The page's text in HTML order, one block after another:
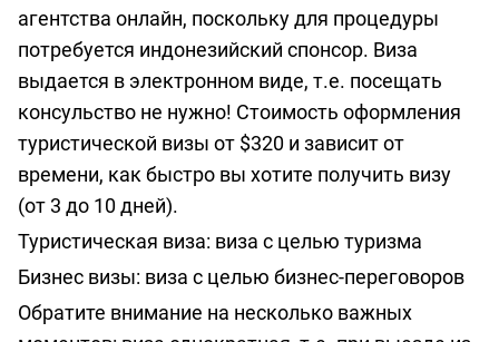
агентства онлайн, поскольку для процедуры
потребуется индонезийский спонсор. Виза
выдается в электронном виде, т.е. посещать
консульство не нужно! Стоимость оформления
туристической визы от $320 и зависит от
времени, как быстро вы хотите получить визу
(от 3 до 10 дней).
Туристическая виза: виза с целью туризма
Бизнес визы: виза с целью бизнес-переговоров
Обратите внимание на несколько важных